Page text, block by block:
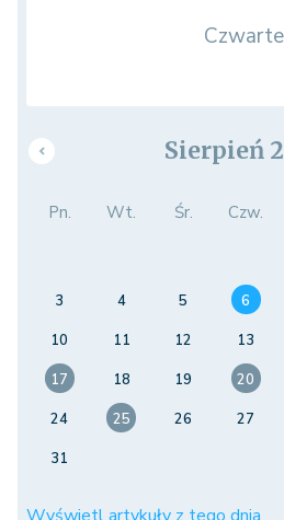
Sierpień
Pn. Wt. Śr. Czw.
3
4 5 6
10
11 12 13
17
18 19 20
24
25 26 27
31